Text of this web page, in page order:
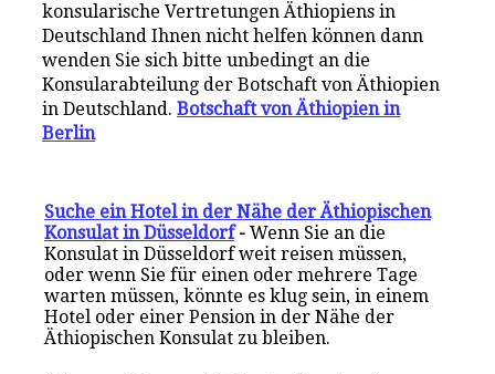
konsularische Vertretungen Äthiopiens in
Deutschland Ihnen nicht helfen können dann
wenden Sie sich bitte unbedingt an die
Konsularabteilung der Botschaft von Äthiopien
in Deutschland.Botschaft von Äthiopien in
Berlin
Suche ein Hotel in der Nähe der Äthiopischen
Konsulat in Düsseldorf-Wenn Sie an die
Konsulat in Düsseldorf weit reisen müssen,
oder wenn Sie für einen oder mehrere Tage
warten müssen, könnte es klug sein, in einem
Hotel oder einer Pension in der Nähe der
Äthiopischen Konsulat zu bleiben.